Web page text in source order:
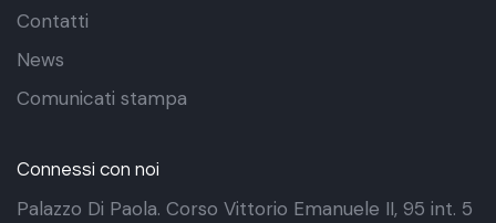
Contatti
News
Comunicati stampa
Connessi con noi
Palazzo Di Paola. Corso Vittorio Emanuele II, 95 int. 5